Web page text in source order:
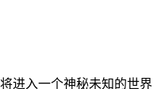
进入一个神秘未知的世界